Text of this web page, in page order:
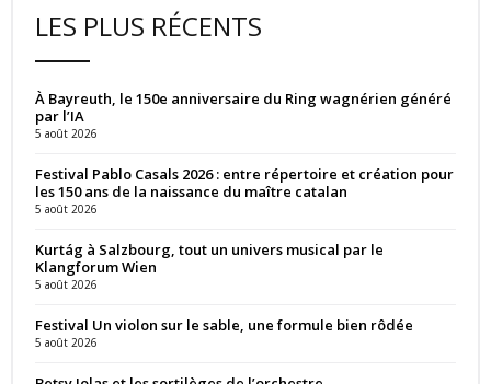
LES PLUS RÉCENTS
À Bayreuth, le 150e anniversaire du Ring wagnérien généré
par l’IA
5 août 2026
Festival Pablo Casals 2026 : entre répertoire et création pour
les 150 ans de la naissance du maître catalan
5 août 2026
Kurtág à Salzbourg, tout un univers musical par le
Klangforum Wien
5 août 2026
Festival Un violon sur le sable, une formule bien rôdée
5 août 2026